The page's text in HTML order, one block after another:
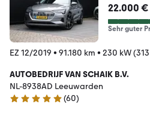
22.000 €
Sehr guter
EZ 12/2019 • 91.180 km • 230 kW (313
AUTOBEDRIJF VAN SCHAIK B.V.
NL-8938AD Leeuwarden
4.8 Sterne
(60)